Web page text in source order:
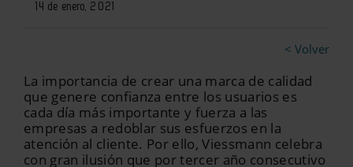
14 de enero, 2021
< Volver
La importancia de crear una marca de calidad
que genere confianza entre los usuarios es
cada día más importante y fuerza a las
empresas a redoblar sus esfuerzos en la
atención al cliente. Por ello, Viessmann celebra
con gran ilusión que por tercer año consecutivo